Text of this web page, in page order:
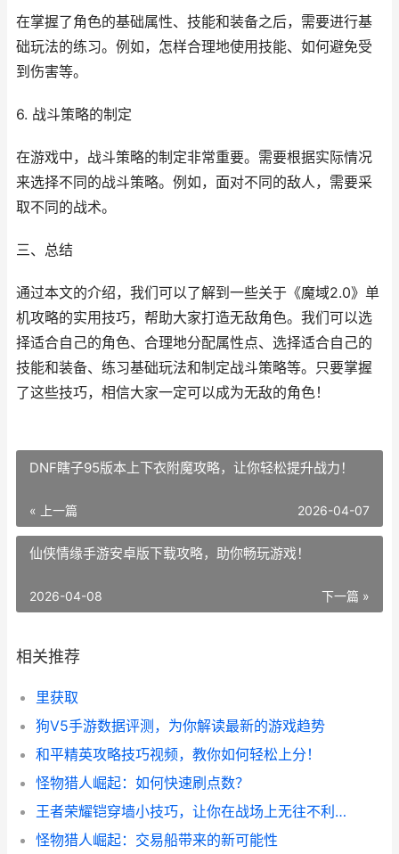
在掌握了角色的基础属性、技能和装备之后，需要进行基
础玩法的练习。例如，怎样合理地使用技能、如何避免受
到伤害等。
6. 战斗策略的制定
在游戏中，战斗策略的制定非常重要。需要根据实际情况
来选择不同的战斗策略。例如，面对不同的敌人，需要采
取不同的战术。
三、总结
通过本文的介绍，我们可以了解到一些关于《魔域2.0》单
机攻略的实用技巧，帮助大家打造无敌角色。我们可以选
择适合自己的角色、合理地分配属性点、选择适合自己的
技能和装备、练习基础玩法和制定战斗策略等。只要掌握
了这些技巧，相信大家一定可以成为无敌的角色！
DNF瞎子95版本上下衣附魔攻略，让你轻松提升战力！
« 上一篇 2026-04-07
仙侠情缘手游安卓版下载攻略，助你畅玩游戏！
下一篇 »
2026-04-08
相关推荐
里获取
狗V5手游数据评测，为你解读最新的游戏趋势
和平精英攻略技巧视频，教你如何轻松上分！
怪物猎人崛起：如何快速刷点数？
王者荣耀铠穿墙小技巧，让你在战场上无往不利！
怪物猎人崛起：交易船带来的新可能性